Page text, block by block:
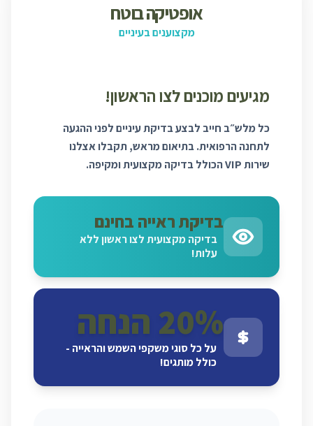
אופטיקה בוטח
מקצוענים בעיניים
מגיעים מוכנים לצו הראשון!
כל מלש״ב חייב לבצע בדיקת עיניים לפני ההגעה
לתחנה הרפואית. בתיאום מראש, תקבלו אצלנו
שירות VIP הכולל בדיקה מקצועית ומקיפה.
בדיקת ראייה בחינם
בדיקה מקצועית לצו ראשון ללא
עלות!
20% הנחה
על כל סוגי משקפי השמש והראייה -
כולל מותגים!